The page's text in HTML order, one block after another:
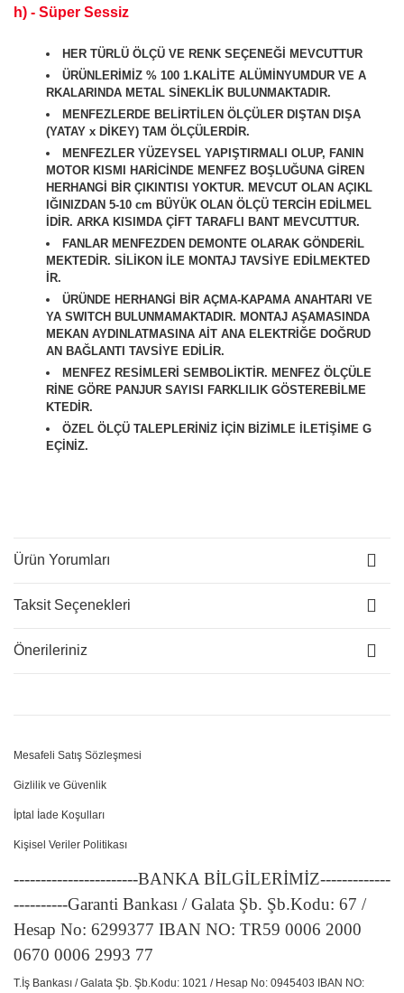
h) - Süper Sessiz
HER TÜRLÜ ÖLÇÜ VE RENK SEÇENEĞİ MEVCUTTUR
ÜRÜNLERİMİZ % 100 1.KALİTE ALÜMİNYUMDUR VE A
RKALARINDA METAL SİNEKLİK BULUNMAKTADIR.
MENFEZLERDE BELİRTİLEN ÖLÇÜLER DIŞTAN DIŞA
(YATAY x DİKEY) TAM ÖLÇÜLERDİR.
MENFEZLER YÜZEYSEL YAPIŞTIRMALI OLUP, FANIN
MOTOR KISMI HARİCİNDE MENFEZ BOŞLUĞUNA GİREN
HERHANGİ BİR ÇIKINTISI YOKTUR. MEVCUT OLAN AÇIKL
IĞINIZDAN 5-10 cm BÜYÜK OLAN ÖLÇÜ TERCİH EDİLMEL
İDİR. ARKA KISIMDA ÇİFT TARAFLI BANT MEVCUTTUR.
FANLAR MENFEZDEN DEMONTE OLARAK GÖNDERİL
MEKTEDİR. SİLİKON İLE MONTAJ TAVSİYE EDİLMEKTED
İR.
ÜRÜNDE HERHANGİ BİR AÇMA-KAPAMA ANAHTARI VE
YA SWITCH BULUNMAMAKTADIR. MONTAJ AŞAMASINDA
MEKAN AYDINLATMASINA AİT ANA ELEKTRİĞE DOĞRUD
AN BAĞLANTI TAVSİYE EDİLİR.
M ENFEZ RESİMLERİ SEMBOLİKTİR. MENFEZ ÖLÇÜLE
RİNE GÖRE PANJUR SAYISI FARKLILIK GÖSTEREBİLME
KTEDİR.
ÖZEL ÖLÇÜ TALEPLERİNİZ İÇİN BİZİMLE İLETİŞİME G
EÇİNİZ.
Ürün Yorumları
Taksit Seçenekleri
Önerileriniz
Mesafeli Satış Sözleşmesi
Gizlilik ve Güvenlik
İptal İade Koşulları
Kişisel Veriler Politikası
-----------------------BANKA BİLGİLERİMİZ-------------
----------Garanti Bankası / Galata Şb. Şb.Kodu: 67 /
Hesap No: 6299377 IBAN NO: TR59 0006 2000
0670 0006 2993 77
T.İş Bankası / Galata Şb. Şb.Kodu: 1021 / Hesap No: 0945403 IBAN NO: